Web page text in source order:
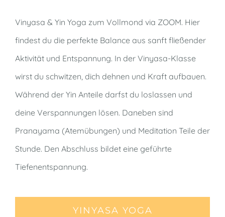
Vinyasa & Yin Yoga zum Vollmond via ZOOM. Hier
findest du die perfekte Balance aus sanft fließender
Aktivität und Entspannung. In der Vinyasa-Klasse
wirst du schwitzen, dich dehnen und Kraft aufbauen.
Während der Yin Anteile darfst du loslassen und
deine Verspannungen lösen. Daneben sind
Pranayama (Atemübungen) und Meditation Teile der
Stunde. Den Abschluss bildet eine geführte
Tiefenentspannung.
YINYASA YOGA